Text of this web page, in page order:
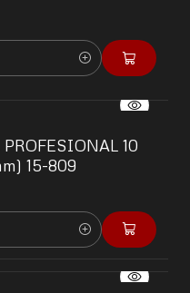
10
15-809